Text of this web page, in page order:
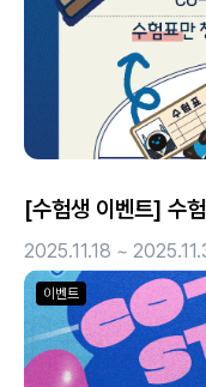
[수험생 이벤트] 수
2025.11.18 ~
이벤트